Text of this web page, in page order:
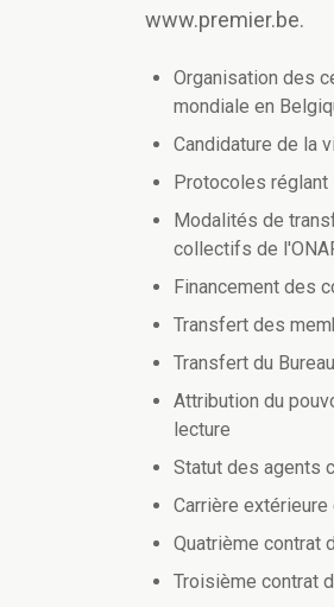
www.premier.be.
Organisation des
mondiale en
Candidature de la
Protocoles
Modalités de
collectifs de
Financement des
Transfert des
Transfert du
Attribution du
lecture
Statut des agents
Carrière
Quatrième contrat
Troisième contrat